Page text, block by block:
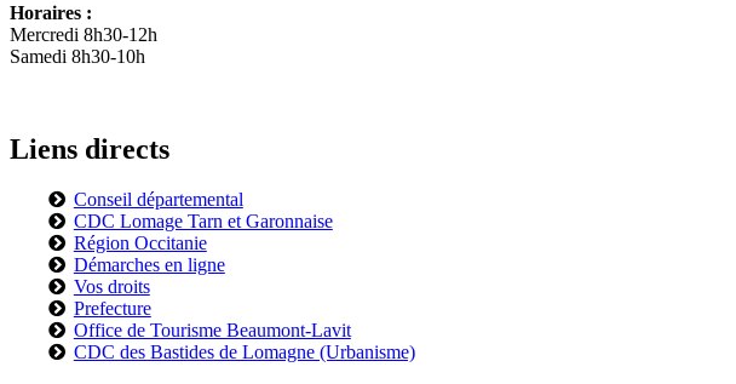
Horaires :
Mercredi 8h30-12h
Samedi 8h30-10h
Liens directs
Conseil départemental
CDC Lomage Tarn et Garonnaise
Région Occitanie
Démarches en ligne
Vos droits
Prefecture
Office de Tourisme Beaumont-Lavit
CDC des Bastides de Lomagne (Urbanisme)